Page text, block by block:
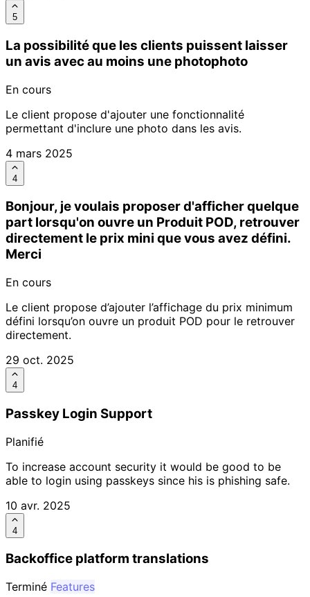
5
La possibilité que les clients puissent laisser
un avis avec au moins une photophoto
En cours
Le client propose d'ajouter une fonctionnalité
permettant d'inclure une photo dans les avis.
4 mars 2025
4
Bonjour, je voulais proposer d'afficher quelque
part lorsqu'on ouvre un Produit POD, retrouver
directement le prix mini que vous avez défini.
Merci
En cours
Le client propose d’ajouter l’affichage du prix minimum
défini lorsqu’on ouvre un produit POD pour le retrouver
directement.
29 oct. 2025
4
Passkey Login Support
Planifié
To increase account security it would be good to be
able to login using passkeys since his is phishing safe.
10 avr. 2025
4
Backoffice platform translations
Terminé Features